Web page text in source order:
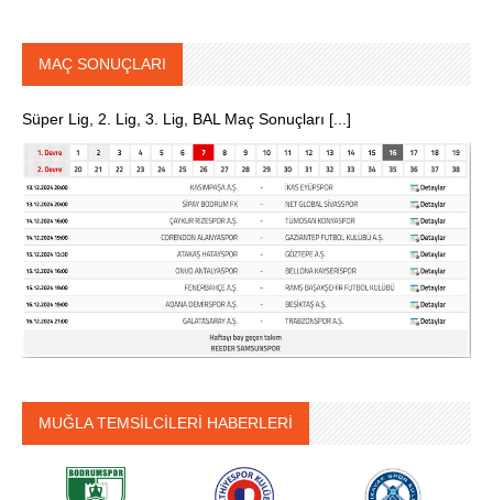
MAÇ SONUÇLARI
Süper Lig, 2. Lig, 3. Lig, BAL Maç Sonuçları [...]
MUĞLA TEMSİLCİLERİ HABERLERİ